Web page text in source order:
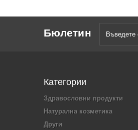
Бюлетин
Категории
Здравословни продукти
Натурална козметика
Други